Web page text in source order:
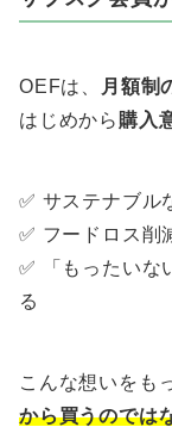
OEFは、 月額制
はじめから 購入
✅ サステナブル
✅ フードロス削
✅ 「もったいな
る
こんな想いをも
から買うのでは